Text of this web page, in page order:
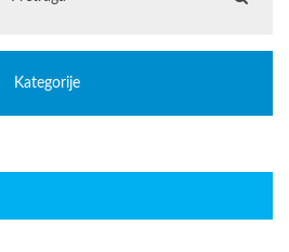
Kategorije